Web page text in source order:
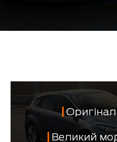
Оригінал
Великий